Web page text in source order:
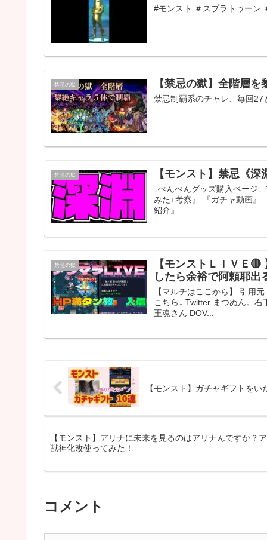
#モンスト ＃スプラトゥーン
禁忌の獄 【禁忌の獄】全階層
禁忌制覇系のチャレ、毎回
禁忌の獄 【モンスト】禁忌《
↓ぺんぺんグッズ購入ページ
みた+考察』 『ガチャ動画』
紹介』 ...
禁忌の獄
【モンストＬＩＶＥ
したら余裕で阿頼耶
【マルチはここから】 引用
こちら↓ Twitter まつぬん。
王魂さん DOV...
【モンスト】ガチャギフトをい
【モンスト】アリナに未来を見るのはアリナんですか
獣神化改使ってみた！
コメント